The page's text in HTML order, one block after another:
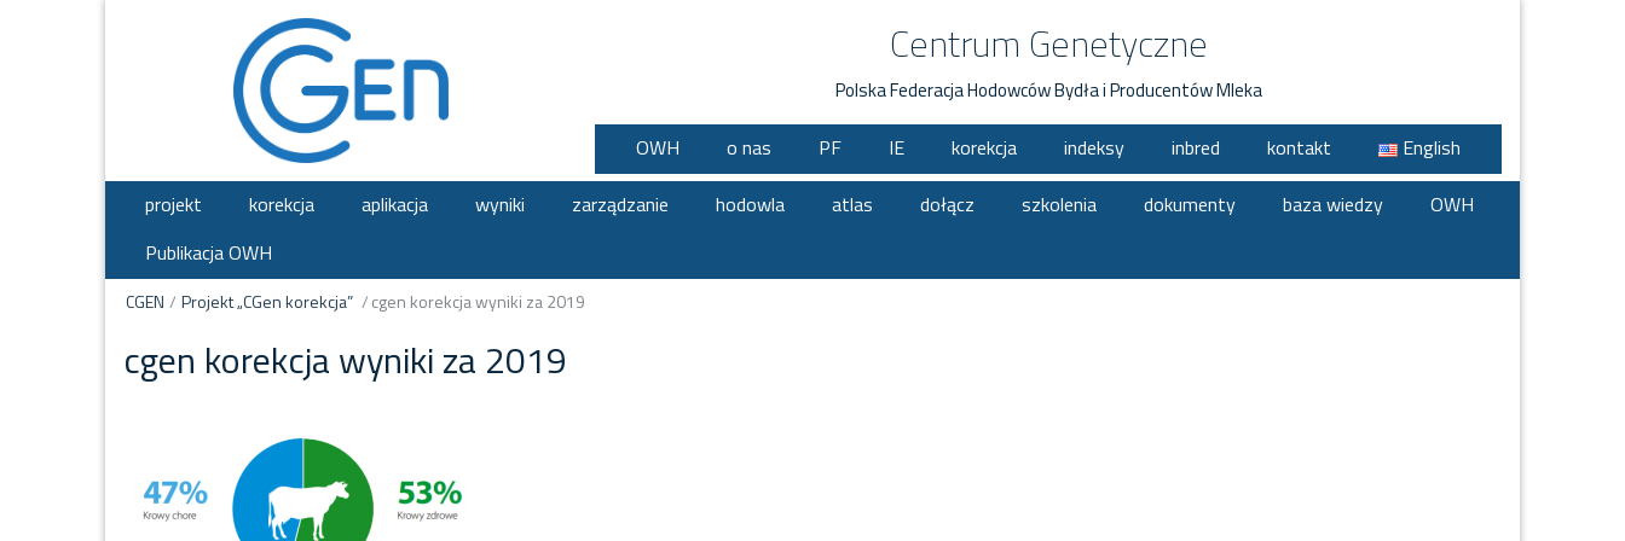
Centrum Genetyczne
Polska Federacja Hodowców Bydła i Producentów Mleka
OWH o nas PF IE korekcja indeksy inbred kontakt
English
projekt
korekcja aplikacja wyniki zarządzanie hodowla atlas dołącz szkolenia dokumenty baza wiedzy
OWH
Publikacja OWH
CGEN / Projekt „CGen korekcja” /cgen korekcja wyniki za 2019
cgen korekcja wyniki za 2019